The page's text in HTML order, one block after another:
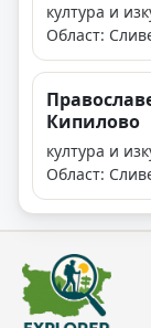
култура и
Област:
Кипилово
култура и
Област: